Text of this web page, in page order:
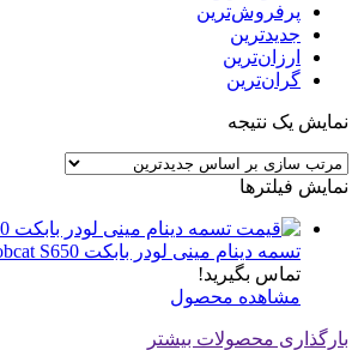
پرفروش‌ترین
جدیدترین
ارزان‌ترین
گران‌ترین
نمایش یک نتیجه
نمایش فیلترها
تسمه دینام مینی لودر بابکت Bobcat S650
تماس بگیرید!
مشاهده محصول
بارگذاری محصولات بیشتر